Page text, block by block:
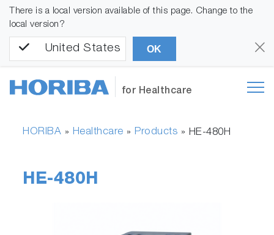
There is a local version available of this page. Change to the
local version?
United States OK
for Healthcare
HORIBA » Healthcare » Products » HE-480H
HE-480H